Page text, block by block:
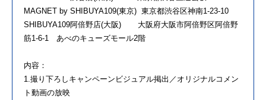
MAGNET by SHIBUYA109(東京) 東京都渋谷区神南1‐23‐10
SHIBUYA109阿倍野店(大阪) 大阪府大阪市阿倍野区阿倍野
筋1-6-1 あべのキューズモール2階
内容：
1.撮り下ろしキャンペーンビジュアル掲出／オリジナルコメン
ト動画の放映